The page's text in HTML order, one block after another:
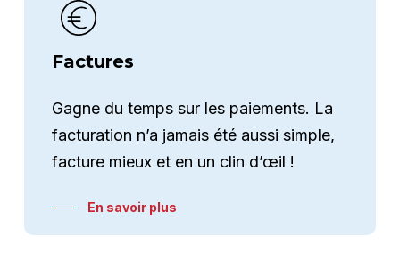
Factures
Gagne du temps sur les paiements. La
facturation n’a jamais été aussi simple,
facture mieux et en un clin d’œil !
En savoir plus